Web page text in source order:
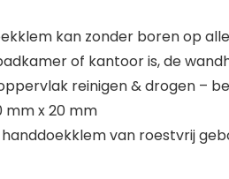
kan zonder boren op
of kantoor is, de
reinigen & drogen –
mm x 20 mm
van roestvrij